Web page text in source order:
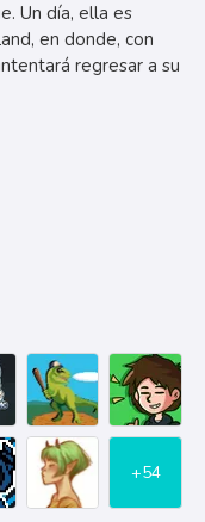
Un día, ella es
en donde, con
regresar a su
+54